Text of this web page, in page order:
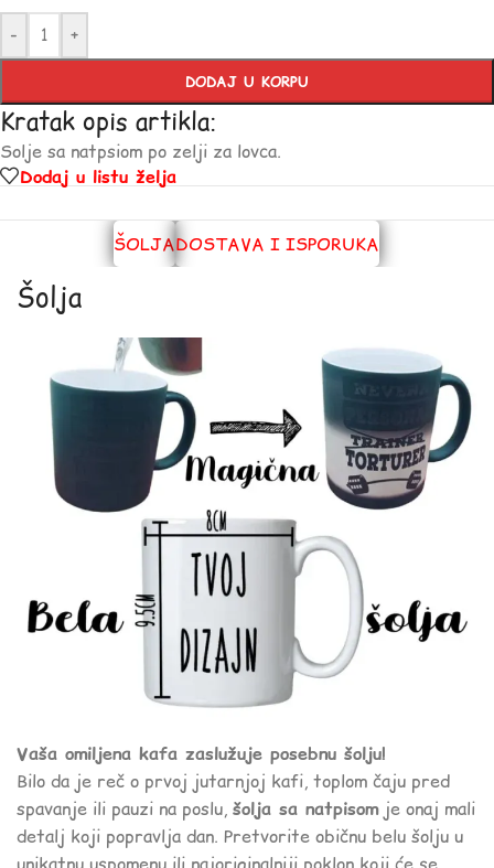
- +
DODAJ U KORPU
Kratak opis artikla:
Solje sa natpsiom po zelji za lovca.
Dodaj u listu želja
ŠOLJADOSTAVA I ISPORUKA
Šolja
Vaša omiljena kafa zaslužuje posebnu šolju!
Bilo da je reč o prvoj jutarnjoj kafi, toplom čaju pred
spavanje ili pauzi na poslu, šolja sa natpisomje onaj mali
detalj koji popravlja dan. Pretvorite običnu belu šolju u